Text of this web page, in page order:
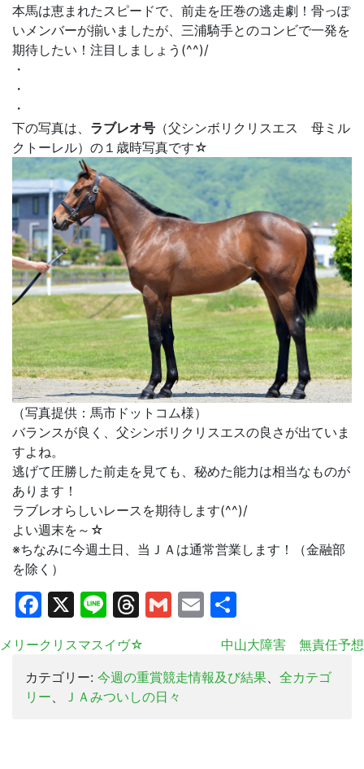
本馬は恵まれたスピードで、前走を圧巻の逃走劇！骨っぽ
いメンバーが揃いましたが、三浦騎手とのコンビで一発を
期待したい！注目しましょう(^^)/
・
・
・
下の写真は、 ラブレオ号 （父シンボリクリスエス 母ミル
クトーレル）の１歳時写真です☆
（写真提供：馬市ドットコム様）
バランスが良く、父シンボリクリスエスの良さが出ていま
すよね。
逃げて圧勝した前走を見ても、秘めた能力は相当なものが
あります！
ラブレオらしいレースを期待します(^^)/
よい週末を～☆
※ちなみに今週土日、当ＪＡは通常営業します！（金融部
を除く）
Facebook
X LineThreads
Gmail
Email
有
メリークリスマスイヴ☆
中山大障害 無責任予想
カテゴリー: 今週の重賞競走情報及び結果
全カテゴ
リー
ＪＡみついしの日々